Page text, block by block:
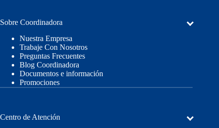
Sobre Coordinadora
Nuestra Empresa
Trabaje Con Nosotros
Preguntas Frecuentes
Blog Coordinadora
Documentos e información
Promociones
Centro de Atención